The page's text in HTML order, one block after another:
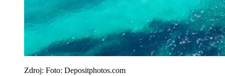
Zdroj: Foto: Depositphotos.com